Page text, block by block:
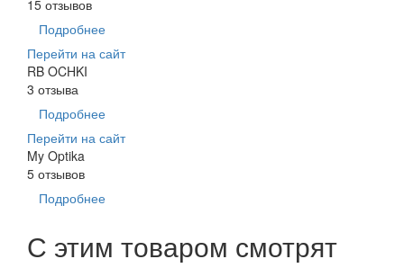
15 отзывов
Подробнее
Перейти на сайт
RB OCHKI
3 отзыва
Подробнее
Перейти на сайт
My Optika
5 отзывов
Подробнее
С этим товаром смотрят